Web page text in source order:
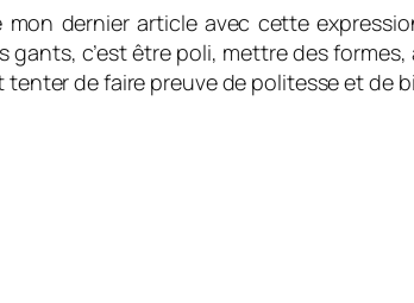
mon dernier article avec cette
gants, c’est être poli, mettre des
tenter de faire preuve de politesse et de